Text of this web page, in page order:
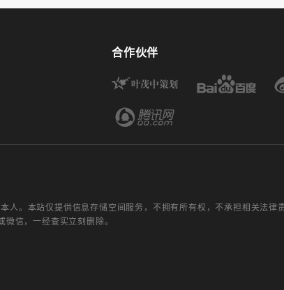
合作伙伴
人。本站仅提供信息存储空间服务，不拥有所有权，不承担相关法律
信，一经查实立刻删除。